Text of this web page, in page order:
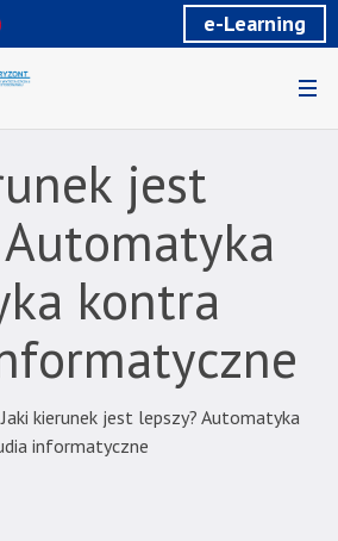
e-Learning
jest
kontra
Jaki kierunek jest lepszy? Automatyka
informatyczne